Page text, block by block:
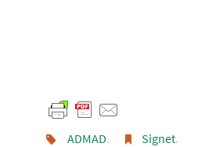
ADMAD. Signet.